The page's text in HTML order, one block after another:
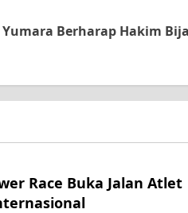
Berharap Hakim
Race Buka Jalan Atlet